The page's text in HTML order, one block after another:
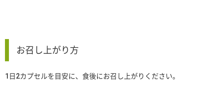
お召し上がり方
1日2カプセルを目安に、食後にお召し上がりください。